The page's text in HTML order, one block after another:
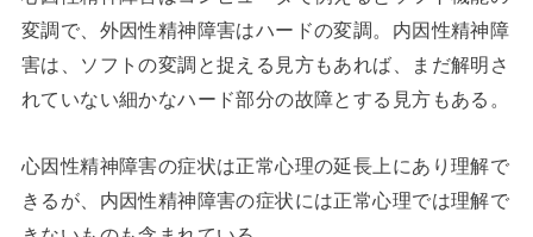
変調で、外因性精神障害はハードの変調。内因性精神障
害は、ソフトの変調と捉える見方もあれば、まだ解明さ
れていない細かなハード部分の故障とする見方もある。
心因性精神障害の症状は正常心理の延長上にあり理解で
きるが、内因性精神障害の症状には正常心理では理解で